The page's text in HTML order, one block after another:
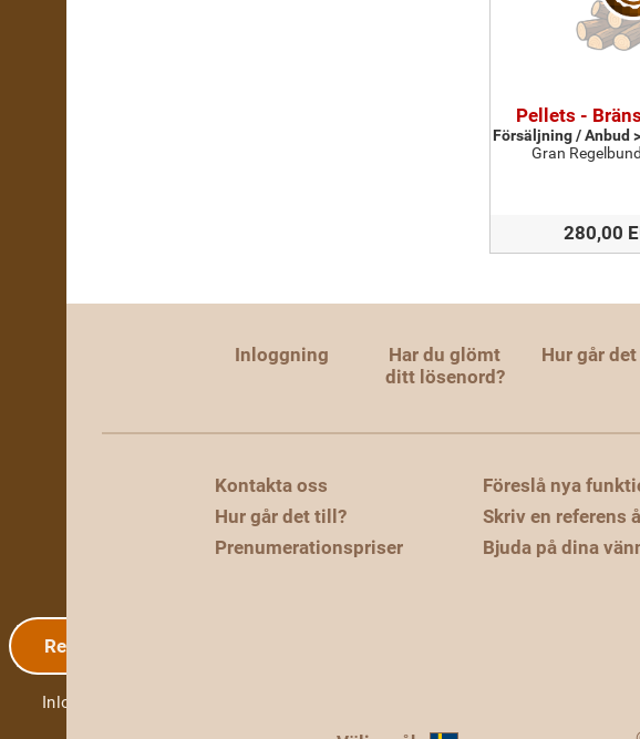
Registrering
Inloggning
Pellets -
Försäljning / Anbud
Gran
280,00
Inloggning
Har du glömt
ditt lösenord?
Hur går
Kontakta oss
Hur går det till?
Prenumerationspriser
Föreslå nya
Skriv en referens
Bjuda på dina